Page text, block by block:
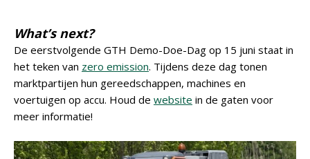
What’s next?
De eerstvolgende GTH Demo-Doe-Dag op 15 juni staat in
het teken van zero emission. Tijdens deze dag tonen
marktpartijen hun gereedschappen, machines en
voertuigen op accu. Houd de website in de gaten voor
meer informatie!